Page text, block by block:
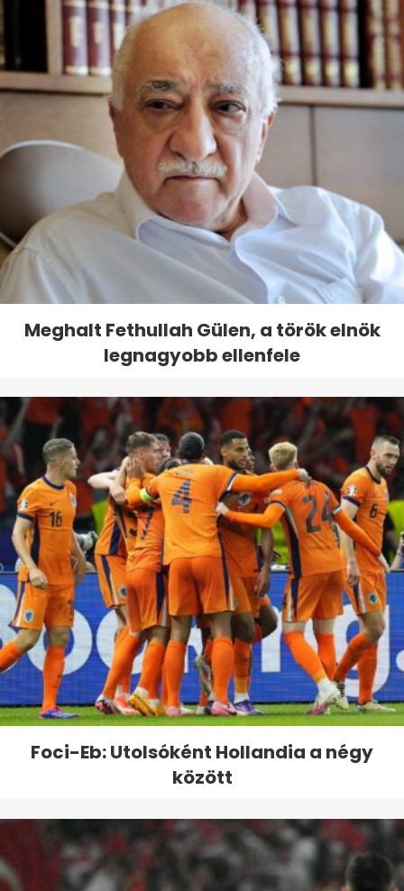
Meghalt Fethullah Gülen, a török elnök
legnagyobb ellenfele
Foci-Eb: Utolsóként Hollandia a négy
között